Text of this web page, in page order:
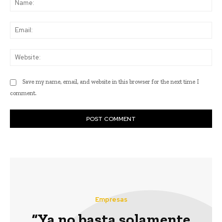
Save my name, email, and website in this browser for the next time I
comment.